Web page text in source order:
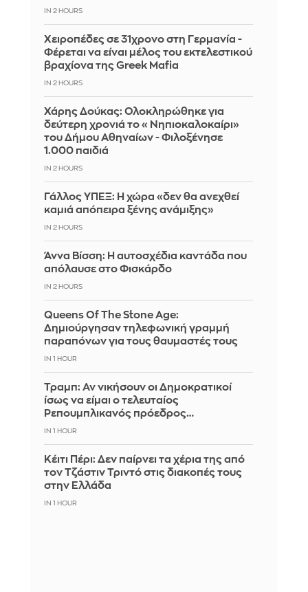
IN 2 HOURS
Χειροπέδες σε 31χρονο στη Γερμανία -
Φέρεται να είναι μέλος του εκτελεστικού
βραχίονα της Greek Mafia
IN 2 HOURS
Χάρης Δούκας: Ολοκληρώθηκε για
δεύτερη χρονιά το «Νηπιοκαλοκαίρι»
του Δήμου Αθηναίων - Φιλοξένησε
1.000 παιδιά
IN 2 HOURS
Γάλλος ΥΠΕΞ: Η χώρα «δεν θα ανεχθεί
καμιά απόπειρα ξένης ανάμιξης»
IN 2 HOURS
Άννα Βίσση: Η αυτοσχέδια καντάδα που
απόλαυσε στο Φισκάρδο
IN 2 HOURS
Queens Of The Stone Age:
Δημιούργησαν τηλεφωνική γραμμή
παραπόνων για τους θαυμαστές τους
IN 1 HOUR
Τραμπ: Αν νικήσουν οι Δημοκρατικοί
ίσως να είμαι ο τελευταίος
Ρεπουμπλικανός πρόεδρος…
IN 1 HOUR
Κέιτι Πέρι: Δεν παίρνει τα χέρια της από
τον Τζάστιν Τριντό στις διακοπές τους
στην Ελλάδα
IN 1 HOUR